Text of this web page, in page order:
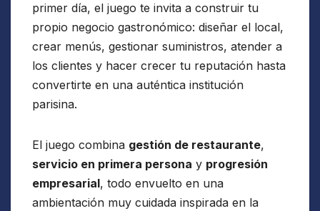
primer día, el juego te invita a construir tu
propio negocio gastronómico: diseñar el local,
crear menús, gestionar suministros, atender a
los clientes y hacer crecer tu reputación hasta
convertirte en una auténtica institución
parisina.
El juego combina gestión de restaurante,
servicio en primera persona y progresión
empresarial, todo envuelto en una
ambientación muy cuidada inspirada en la